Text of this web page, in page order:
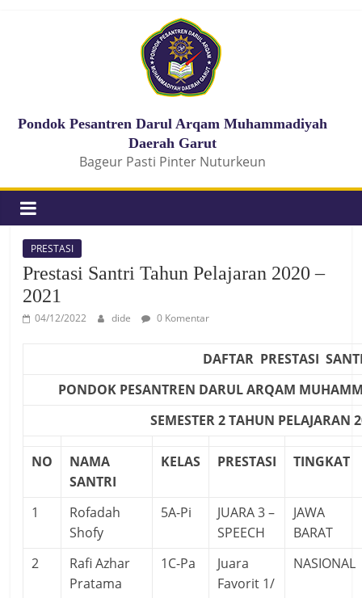
Pondok Pesantren Darul Arqam Muhammadiyah
Daerah Garut
Bageur Pasti Pinter Nuturkeun
PRESTASI
Prestasi Santri Tahun Pelajaran 2020 –
2021
04/12/2022 dide 0 Komentar
DAFTAR PRESTASI
PONDOK PESANTREN DARUL ARQAM
SEMESTER 2 TAHUN PELAJARAN
NO
NAMA
SANTRI
KELAS PRESTASI TINGKAT
1
Rofadah
Shofy
5A-Pi
JUARA 3 –
SPEECH
JAWA
BARAT
2
Rafi Azhar
Pratama
1C-Pa
Juara
Favorit 1/
NASIONAL